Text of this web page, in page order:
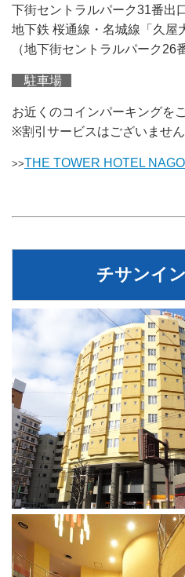
下街セントラルパーク31番出
地下鉄 桜通線・名城線「久屋
（地下街セントラルパーク26
駐車場
お近くのコインパーキングを
※割引サービスはございません
>>THE TOWER HOTEL
チサンイ